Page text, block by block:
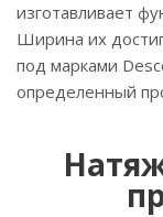
изготавливает
Ширина их
под марками
определенный